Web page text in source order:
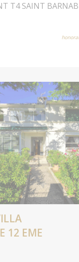
T4 SAINT
12 EME